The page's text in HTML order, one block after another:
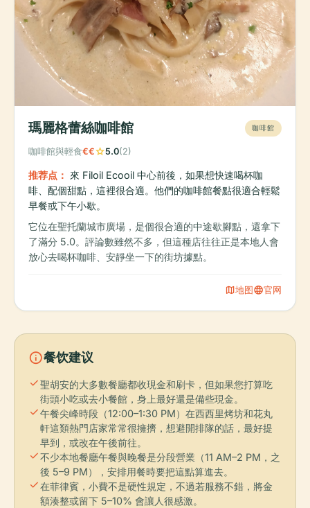
瑪麗格蕾絲咖啡館 咖啡館
咖啡館與輕食€€star5.0(2)
推荐点： 來 Filoil Ecooil 中心前後，如果想快速喝杯咖
啡、配個甜點，這裡很合適。他們的咖啡館餐點很適合輕鬆
早餐或下午小歇。
它位在聖托蘭城市廣場，是個很合適的中途歇腳點，還拿下
了滿分 5.0。評論數雖然不多，但這種店往往正是本地人會
放心去喝杯咖啡、安靜坐一下的街坊據點。
map地图 language官网
info餐饮建议
check聖胡安的大多數餐廳都收現金和刷卡，但如果您打算吃
街頭小吃或去小餐館，身上最好還是備些現金。
check午餐尖峰時段（12:00–1:30 PM）在西西里烤坊和花丸
軒這類熱門店家常常很擁擠，想避開排隊的話，最好提
早到，或改在午後前往。
check不少本地餐廳午餐與晚餐是分段營業（11 AM–2 PM，之
後 5–9 PM），安排用餐時要把這點算進去。
check在菲律賓，小費不是硬性規定，不過若服務不錯，將金
額湊整或留下 5–10% 會讓人很感激。